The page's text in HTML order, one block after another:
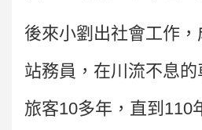
後來小劉出社會工作
站務員，在川流不息
旅客10多年，直到110